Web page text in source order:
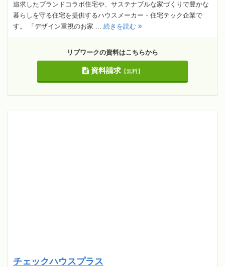
追求したブランドコラボ住宅や、サステナブルな家づくりで豊かな
暮らしを守る住宅を提供するハウスメーカー・住宅テック企業で
す。 「デザイン重視のお家 ... 続きを読む
リブワークの資料はこちらから
資料請求【無料】
チェックハウスプラス